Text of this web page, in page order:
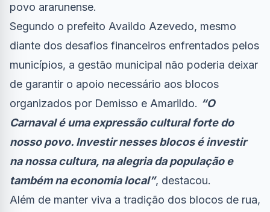
povo ararunense.
Segundo o prefeito Availdo Azevedo, mesmo
diante dos desafios financeiros enfrentados pelos
municípios, a gestão municipal não poderia deixar
de garantir o apoio necessário aos blocos
organizados por Demisso e Amarildo. “O
Carnaval é uma expressão cultural forte do
nosso povo. Investir nesses blocos é investir
na nossa cultura, na alegria da população e
também na economia local”, destacou.
Além de manter viva a tradição dos blocos de rua,